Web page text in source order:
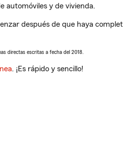
automóviles y de vivienda.
después de que haya
directas escritas a fecha del 2018.
. ¡Es rápido y sencillo!